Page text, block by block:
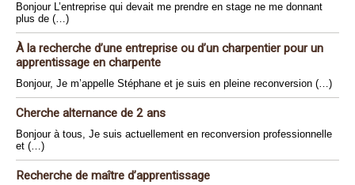
Bonjour L’entreprise qui devait me prendre en stage ne me donnant
plus de (…)
À la recherche d’une entreprise ou d’un charpentier pour un
apprentissage en charpente
Bonjour, Je m’appelle Stéphane et je suis en pleine reconversion (…)
Cherche alternance de 2 ans
Bonjour à tous, Je suis actuellement en reconversion professionnelle
et (…)
Recherche de maître d’apprentissage